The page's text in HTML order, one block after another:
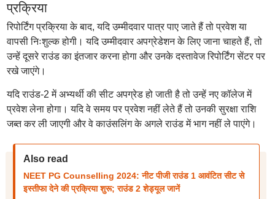
प्रक्रिया
रिपोर्टिंग प्रक्रिया के बाद, यदि उम्मीदवार पात्र पाए जाते हैं तो प्रवेश या
वापसी निःशुल्क होगी। यदि उम्मीदवार अपग्रेडेशन के लिए जाना चाहते हैं, तो
उन्हें दूसरे राउंड का इंतजार करना होगा और उनके दस्तावेज रिपोर्टिंग सेंटर पर
रखे जाएंगे।
यदि राउंड-2 में अभ्यर्थी की सीट अपग्रेड हो जाती है तो उन्हें नए कॉलेज में
प्रवेश लेना होगा। यदि वे समय पर प्रवेश नहीं लेते हैं तो उनकी सुरक्षा राशि
जब्त कर ली जाएगी और वे काउंसलिंग के अगले राउंड में भाग नहीं ले पाएंगे।
Also read
NEET PG Counselling 2024: नीट पीजी राउंड 1 आवंटित सीट से
इस्तीफा देने की प्रक्रिया शुरू; राउंड 2 शेड्यूल जानें